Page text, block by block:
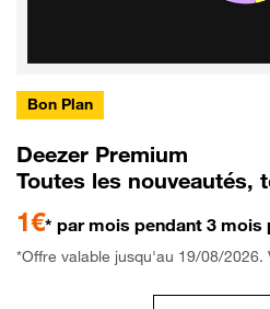
Bon Plan
Deezer Premium
Toutes les nouveautés,
1€* par mois pendant 3 mois
*Offre valable jusqu'au 19/08/2026.